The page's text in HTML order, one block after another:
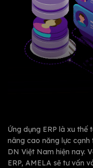
Ứng dụng ERP là xu
nâng cao năng lực cạnh
DN Việt Nam hiện nay.
ERP, AMELA sẽ tư vấn